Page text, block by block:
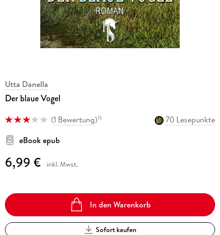
Utta Danella
Der blaue Vogel
(1 Bewertung)15
70 Lesepunkte
eBook epub
6,99 € inkl. Mwst.
In den Warenkorb
Sofort kaufen